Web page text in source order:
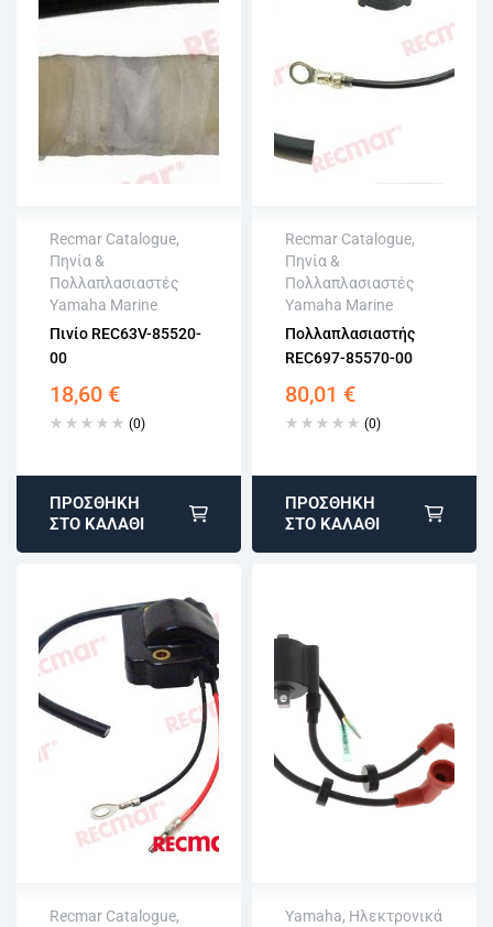
Recmar Catalogue,
Πηνία &
Πολλαπλασιαστές
Yamaha Marine
Πινίο REC63V-85520-
00
18,60 €
(0)
Άμεση αποστολή
Επιστροφή εντός
Αγορά χωρίς
ΠΡΟΣΘΉΚΗ
ΣΤΟ ΚΑΛΆΘΙ
Recmar Catalogue,
Πηνία &
Πολλαπλασιαστές
Yamaha Marine
Πολλαπλασιαστής
REC697-85570-00
80,01 €
(0)
Άμεση αποστολή
Επιστροφή εντός
Αγορά χωρίς
εγγραφή
ΠΡΟΣΘΉΚΗ
ΣΤΟ ΚΑΛΆΘΙ
Recmar Catalogue,
Yamaha, Ηλεκτρονικά